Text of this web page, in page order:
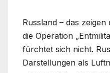
Russland – das
die Operation
fürchtet sich nicht.
Darstellungen als